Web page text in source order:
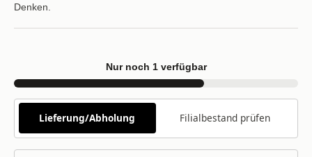
Denken.
Nur noch 1 verfügbar
Lieferung/Abholung Filialbestand prüfen